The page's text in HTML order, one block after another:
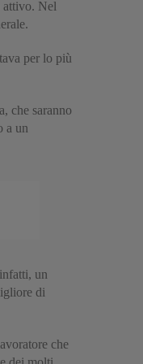
attivo. Nel
per lo più
che saranno
a un
un
di
che